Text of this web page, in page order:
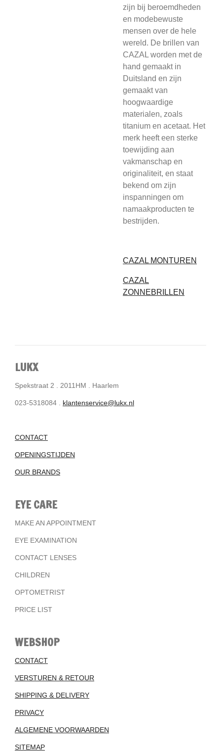
zijn bij beroemdheden
en modebewuste
mensen over de hele
wereld. De brillen van
CAZAL worden met de
hand gemaakt in
Duitsland en zijn
gemaakt van
hoogwaardige
materialen, zoals
titanium en acetaat. Het
merk heeft een sterke
toewijding aan
vakmanschap en
originaliteit, en staat
bekend om zijn
inspanningen om
namaakproducten te
bestrijden.
CAZAL MONTUREN
CAZAL
ZONNEBRILLEN
LUKX
Spekstraat 2 . 2011HM . Haarlem
023-5318084 . klantenservice@lukx.nl
CONTACT
OPENINGSTIJDEN
OUR BRANDS
EYE CARE
MAKE AN APPOINTMENT
EYE EXAMINATION
CONTACT LENSES
CHILDREN
OPTOMETRIST
PRICE LIST
WEBSHOP
CONTACT
VERSTUREN & RETOUR
SHIPPING & DELIVERY
PRIVACY
ALGEMENE VOORWAARDEN
SITEMAP